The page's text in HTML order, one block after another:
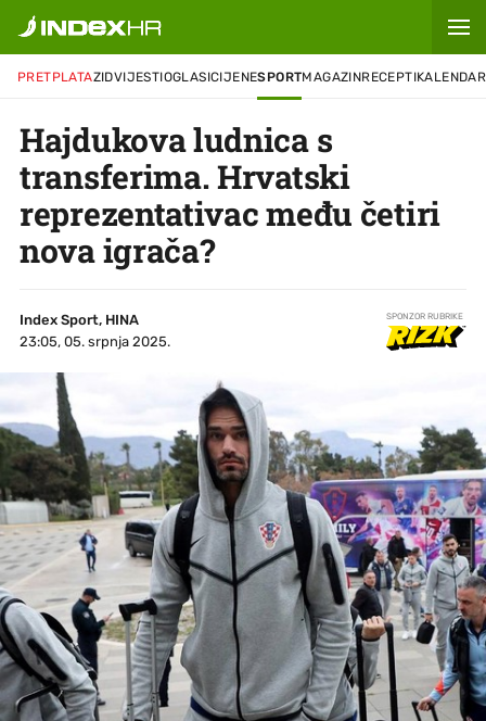
PRETPLATAZIDVIJESTIOGLASICIJENESPORTMAGAZINRECEPTIKALENDAR
Hajdukova ludnica s
transferima. Hrvatski
reprezentativac među četiri
nova igrača?
Index Sport, HINA
23:05, 05. srpnja 2025.
SPONZOR RUBRIKE